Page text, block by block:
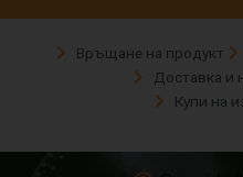
Връщане на продукт
Доставка и
Купи на